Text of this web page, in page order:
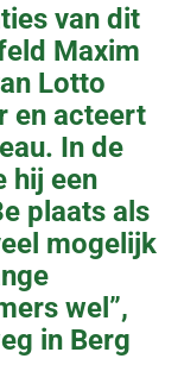
van dit
Maxim
Lotto
en acteert
In de
hij een
plaats als
mogelijk
wel”,
in Berg